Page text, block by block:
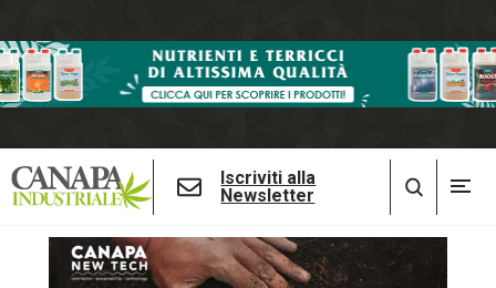
Iscriviti alla
Newsletter